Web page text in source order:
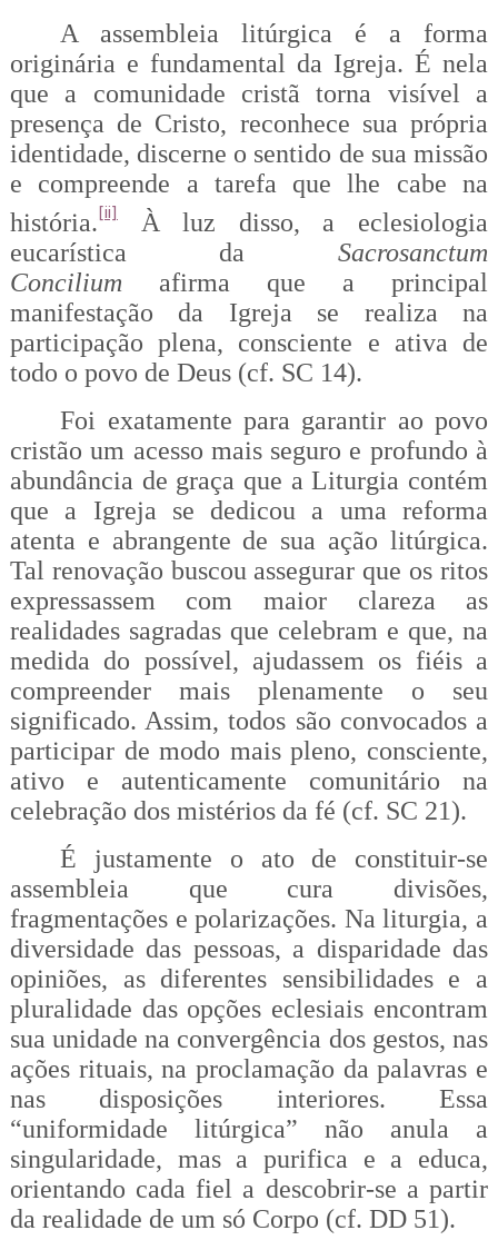
A assembleia litúrgica é a forma
originária e fundamental da Igreja. É nela
que a comunidade cristã torna visível a
presença de Cristo, reconhece sua própria
identidade, discerne o sentido de sua missão
e compreende a tarefa que lhe cabe na
história.[ii]À luz disso, a eclesiologia
eucarística daSacrosanctum
Concilium afirma que a principal
manifestação da Igreja se realiza na
participação plena, consciente e ativa de
todo o povo de Deus (cf. SC 14).
Foi exatamente para garantir ao povo
cristão um acesso mais seguro e profundo à
abundância de graça que a Liturgia contém
que a Igreja se dedicou a uma reforma
atenta e abrangente de sua ação litúrgica.
Tal renovação buscou assegurar que os ritos
expressassem com maior clareza as
realidades sagradas que celebram e que, na
medida do possível, ajudassem os fiéis a
compreender mais plenamente o seu
significado. Assim, todos são convocados a
participar de modo mais pleno, consciente,
ativo e autenticamente comunitário na
celebração dos mistérios da fé (cf. SC 21).
É justamente o ato de constituir-se
assembleia que cura divisões,
fragmentações e polarizações. Na liturgia, a
diversidade das pessoas, a disparidade das
opiniões, as diferentes sensibilidades e a
pluralidade das opções eclesiais encontram
sua unidade na convergência dos gestos, nas
ações rituais, na proclamação da palavras e
nas disposições interiores. Essa
“uniformidade litúrgica” não anula a
singularidade, mas a purifica e a educa,
orientando cada fiel a descobrir-se a partir
da realidade de um só Corpo (cf. DD 51).